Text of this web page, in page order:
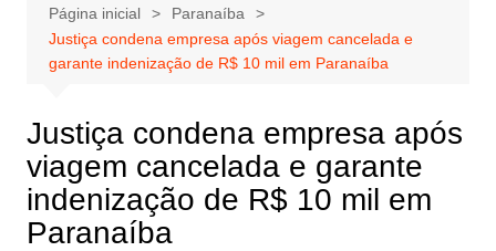
Página inicial
Paranaíba
Justiça condena empresa após viagem cancelada e
garante indenização de R$ 10 mil em Paranaíba
Justiça condena empresa após
viagem cancelada e garante
indenização de R$ 10 mil em
Paranaíba